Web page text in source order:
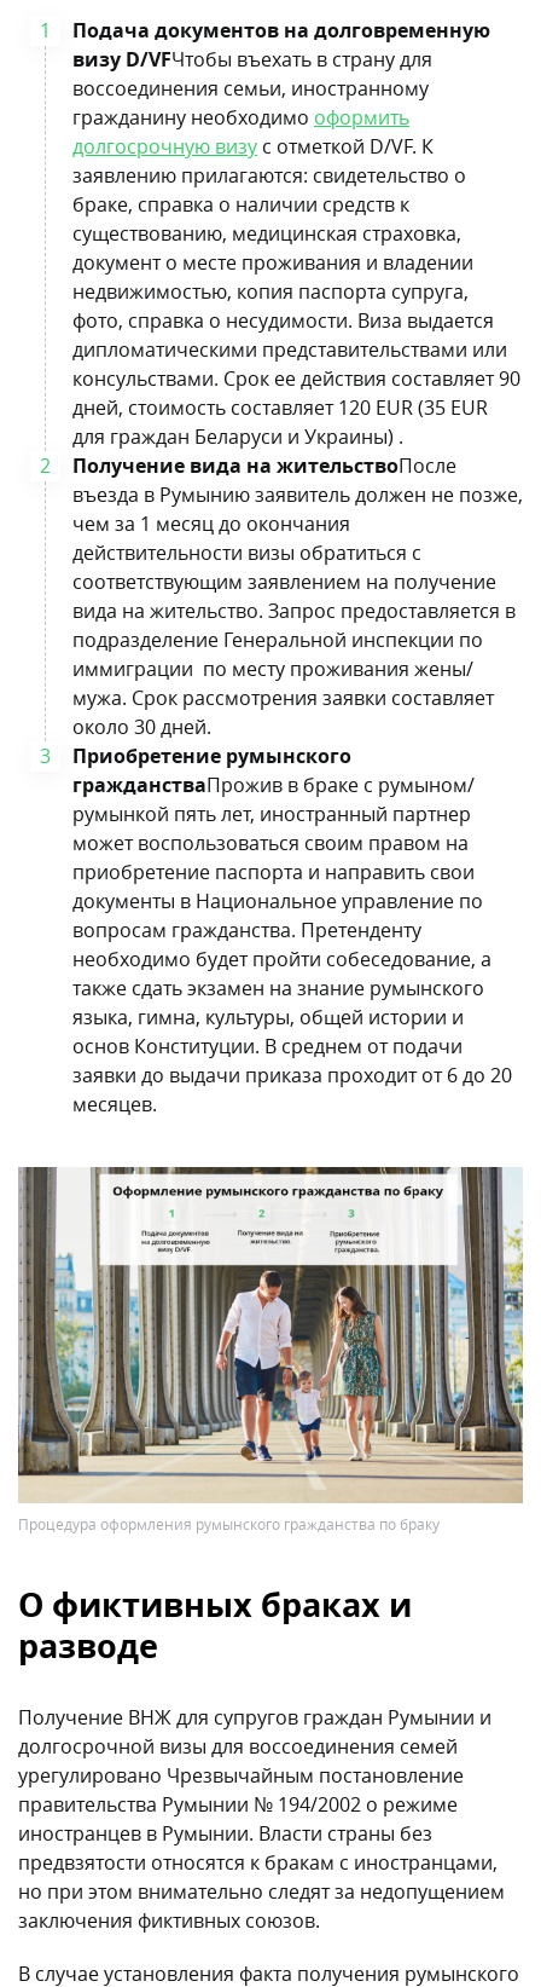
Подача документов на долговременную
визу D/VFЧтобы въехать в страну для
воссоединения семьи, иностранному
гражданину необходимо оформить
долгосрочную визу с отметкой D/VF. К
заявлению прилагаются: свидетельство о
браке, справка о наличии средств к
существованию, медицинская страховка,
документ о месте проживания и владении
недвижимостью, копия паспорта супруга,
фото, справка о несудимости. Виза выдается
дипломатическими представительствами или
консульствами. Срок ее действия составляет 90
дней, стоимость составляет 120 EUR (35 EUR
для граждан Беларуси и Украины) .
Получение вида на жительствоПосле
въезда в Румынию заявитель должен не позже,
чем за 1 месяц до окончания
действительности визы обратиться с
соответствующим заявлением на получение
вида на жительство. Запрос предоставляется в
подразделение Генеральной инспекции по
иммиграции по месту проживания жены/
мужа. Срок рассмотрения заявки составляет
около 30 дней.
Приобретение румынского
гражданстваПрожив в браке с румыном/
румынкой пять лет, иностранный партнер
может воспользоваться своим правом на
приобретение паспорта и направить свои
документы в Национальное управление по
вопросам гражданства. Претенденту
необходимо будет пройти собеседование, а
также сдать экзамен на знание румынского
языка, гимна, культуры, общей истории и
основ Конституции. В среднем от подачи
заявки до выдачи приказа проходит от 6 до 20
месяцев.
Процедура оформления румынского гражданства по браку
О фиктивных браках и
разводе
Получение ВНЖ для супругов граждан Румынии и
долгосрочной визы для воссоединения семей
урегулировано Чрезвычайным постановление
правительства Румынии № 194/2002 о режиме
иностранцев в Румынии. Власти страны без
предвзятости относятся к бракам с иностранцами,
но при этом внимательно следят за недопущением
заключения фиктивных союзов.
В случае установления факта получения румынского